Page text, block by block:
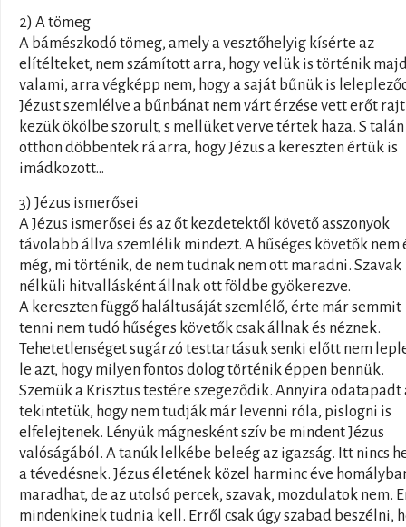
2) A tömeg
A bámészkodó tömeg, amely a vesztőhelyig kísérte az
elítélteket, nem számított arra, hogy velük is történik
valami, arra végképp nem, hogy a saját bűnük is
Jézust szemlélve a bűnbánat nem várt érzése vett erőt
kezük ökölbe szorult, s mellüket verve tértek haza. S talán
otthon döbbentek rá arra, hogy Jézus a kereszten értük is
imádkozott…
3) Jézus ismerősei
A Jézus ismerősei és az őt kezdetektől követő asszonyok
távolabb állva szemlélik mindezt. A hűséges követők nem
még, mi történik, de nem tudnak nem ott maradni. Szavak
nélküli hitvallásként állnak ott földbe gyökerezve.
A kereszten függő haláltusáját szemlélő, érte már semmit
tenni nem tudó hűséges követők csak állnak és néznek.
Tehetetlenséget sugárzó testtartásuk senki előtt nem
le azt, hogy milyen fontos dolog történik éppen bennük.
Szemük a Krisztus testére szegeződik. Annyira odatapadt
tekintetük, hogy nem tudják már levenni róla, pislogni is
elfelejtenek. Lényük mágnesként szív be mindent Jézus
valóságából. A tanúk lelkébe beleég az igazság. Itt nincs
a tévedésnek. Jézus életének közel harminc éve
maradhat, de az utolsó percek, szavak, mozdulatok nem.
mindenkinek tudnia kell. Erről csak úgy szabad beszélni,